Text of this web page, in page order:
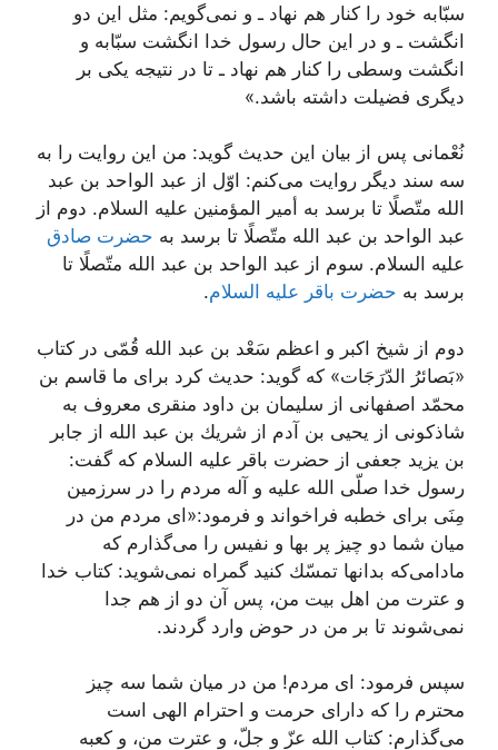
سبّابه خود را كنار هم نهاد ـ و نمى‌گویم: مثل این دو
انگشت ـ و در این حال رسول خدا انگشت سبّابه و
انگشت وسطى را كنار هم نهاد ـ تا در نتیجه یكى بر
دیگرى فضیلت داشته باشد.»
نُعْمانى پس از بیان این حدیث گوید: من این روایت را به
سه سند دیگر روایت مى‌كنم: اوّل از عبد الواحد بن عبد
الله متّصلًا تا برسد به أمیر المؤمنین علیه السلام. دوم از
عبد الواحد بن عبد الله متّصلًا تا برسد به حضرت صادق
علیه السلام. سوم از عبد الواحد بن عبد الله متّصلًا تا
برسد به حضرت باقر علیه السلام.
دوم از شیخ اكبر و اعظم سَعْد بن عبد الله قُمّى در كتاب
«بَصائرُ الدّرَجَات» كه گوید: حدیث كرد براى ما قاسم بن
محمّد اصفهانى از سلیمان بن داود منقرى معروف به
شاذكونى از یحیى بن آدم از شریك بن عبد الله از جابر
بن یزید جعفى از حضرت باقر علیه السلام كه گفت:
رسول خدا صلّى الله علیه و آله مردم را در سرزمین
مِنَى براى خطبه فراخواند و فرمود:«اى مردم من در
میان شما دو چیز پر بها و نفیس را مى‌گذارم كه
مادامى‌كه بدانها تمسّك كنید گمراه نمى‌شوید: كتاب خدا
و عترت من اهل بیت من، پس آن دو از هم جدا
نمى‌شوند تا بر من در حوض وارد گردند.
سپس فرمود: اى مردم! من در میان شما سه چیز
محترم را كه داراى حرمت و احترام الهى است
مى‌گذارم: كتاب الله عزّ و جلّ، و عترت من، و كعبه